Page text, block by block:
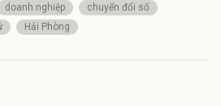
doanh nghiệp
chuyển đổi số
Hải Phòng